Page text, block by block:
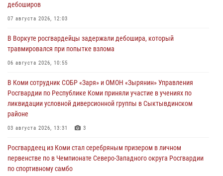
дебоширов
07 августа 2026, 12:03
В Воркуте росгвардейцы задержали дебошира, который
травмировался при попытке взлома
06 августа 2026, 10:55
В Коми сотрудник СОБР «Заря» и ОМОН «Зырянин» Управления
Росгвардии по Республике Коми приняли участие в учениях по
ликвидации условной диверсионной группы в Сыктывдинском
районе
03 августа 2026, 13:31 3
Росгвардеец из Коми стал серебряным призером в личном
первенстве по в Чемпионате Северо-Западного округа Росгвардии
по спортивному самбо